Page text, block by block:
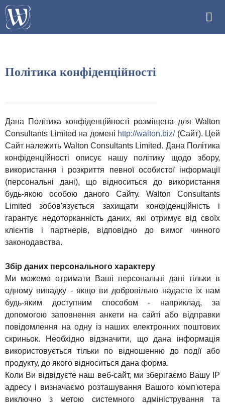
Політика конфіденційності
Дана Політика конфіденційності розміщена для Walton
Consultants Limited на домені http://walton.biz/(Сайт). Цей
Сайт належить Walton Consultants Limited. Дана Політика
конфіденційності описує нашу політику щодо збору,
використання і розкриття певної особистої інформації
(персональні дані), що відноситься до використання
будь-якою особою даного Сайту. Walton Consultants
Limited зобов'язується захищати конфіденційність і
гарантує недоторканність даних, які отримує від своїх
клієнтів і партнерів, відповідно до вимог чинного
законодавства.
Збір даних персонального характеру
Ми можемо отримати Ваші персональні дані тільки в
одному випадку - якщо ви добровільно надаєте їх нам
будь-яким доступним способом - наприклад, за
допомогою заповнення анкети на сайті або відправки
повідомлення на одну із наших електронних поштових
скриньок. Необхідно відзначити, що дана інформація
використовується тільки по відношенню до події або
продукту, до якого відноситься дана форма.
Коли Ви відвідуєте наш веб-сайт, ми зберігаємо Вашу IP
адресу і визначаємо розташування Вашого комп'ютера
виключно з метою системного адміністрування та